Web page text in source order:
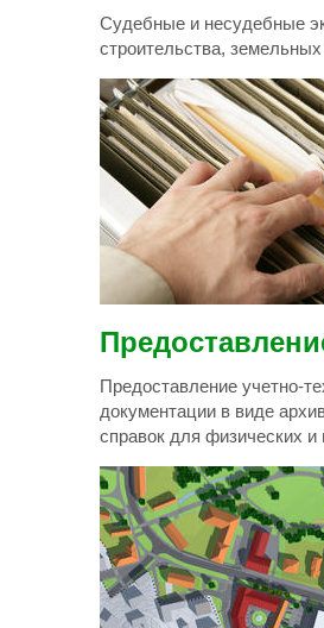
Судебные и несудебные
строительства,
Предоставление учетно-
документации в виде
справок для физических